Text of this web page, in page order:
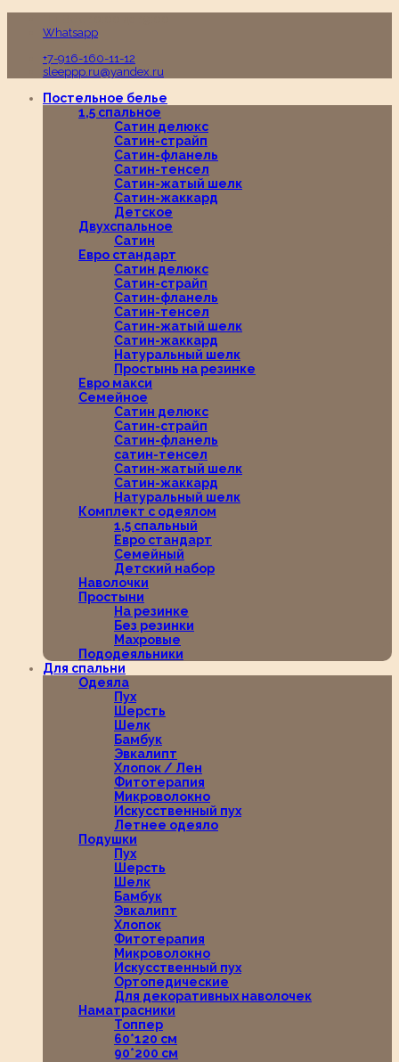
Whatsapp
+7-916-160-11-12
sleeppp.ru@yandex.ru
Постельное белье
1,5 спальное
Сатин делюкс
Сатин-страйп
Сатин-фланель
Сатин-тенсел
Сатин-жатый шелк
Сатин-жаккард
Детское
Двухспальное
Сатин
Евро стандарт
Сатин делюкс
Сатин-страйп
Сатин-фланель
Сатин-тенсел
Сатин-жатый шелк
Сатин-жаккард
Натуральный шелк
Простынь на резинке
Евро макси
Семейное
Сатин делюкс
Сатин-страйп
Сатин-фланель
сатин-тенсел
Сатин-жатый шелк
Сатин-жаккард
Натуральный шелк
Комплект с одеялом
1,5 спальный
Евро стандарт
Семейный
Детский набор
Наволочки
Простыни
На резинке
Без резинки
Махровые
Пододеяльники
Для спальни
Одеяла
Пух
Шерсть
Шелк
Бамбук
Эвкалипт
Хлопок / Лен
Фитотерапия
Микроволокно
Искусственный пух
Летнее одеяло
Подушки
Пух
Шерсть
Шелк
Бамбук
Эвкалипт
Хлопок
Фитотерапия
Микроволокно
Искусственный пух
Ортопедические
Для декоративных наволочек
Наматрасники
Топпер
60*120 см
90*200 см